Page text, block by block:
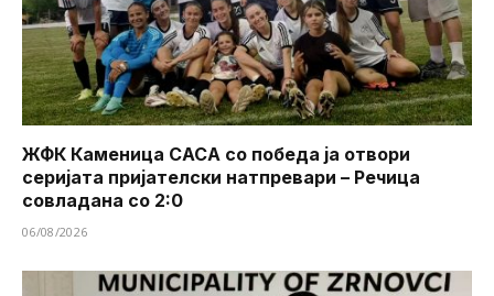
ЖФК Каменица САСА со победа ја отвори
серијата пријателски натпревари – Речица
совладана со 2:0
06/08/2026